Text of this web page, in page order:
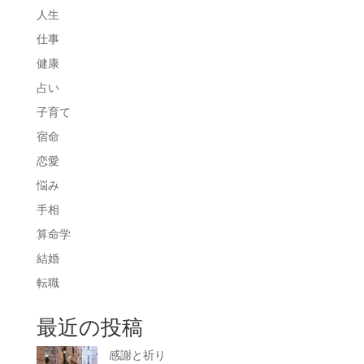
人生
仕事
健康
占い
子育て
宿命
恋愛
悩み
手相
算命学
結婚
転職
最近の投稿
感謝と祈り